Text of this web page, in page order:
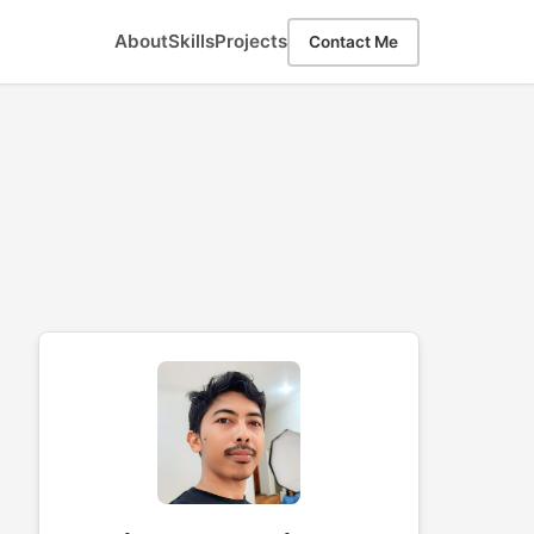
AboutSkillsProjects Contact Me